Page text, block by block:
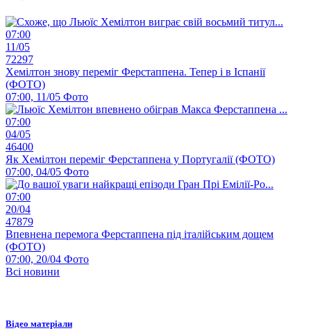
07:00
11/05
72297
Хемілтон знову переміг Ферстаппена. Тепер і в Іспанії
(ФОТО)
07:00, 11/05 Фото
07:00
04/05
46400
Як Хемілтон переміг Ферстаппена у Португалії (ФОТО)
07:00, 04/05 Фото
07:00
20/04
47879
Впевнена перемога Ферстаппена під італійським дощем
(ФОТО)
07:00, 20/04 Фото
Всі новини
Відео матеріали